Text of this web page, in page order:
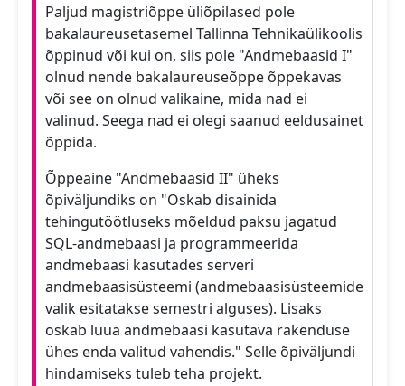
Paljud magistriõppe üliõpilased pole
bakalaureusetasemel Tallinna Tehnikaülikoolis
õppinud või kui on, siis pole "Andmebaasid I"
olnud nende bakalaureuseõppe õppekavas
või see on olnud valikaine, mida nad ei
valinud. Seega nad ei olegi saanud eeldusainet
õppida.
Õppeaine "Andmebaasid II" üheks
õpiväljundiks on "Oskab disainida
tehingutöötluseks mõeldud paksu jagatud
SQL-andmebaasi ja programmeerida
andmebaasi kasutades serveri
andmebaasisüsteemi (andmebaasisüsteemide
valik esitatakse semestri alguses). Lisaks
oskab luua andmebaasi kasutava rakenduse
ühes enda valitud vahendis." Selle õpiväljundi
hindamiseks tuleb teha projekt.